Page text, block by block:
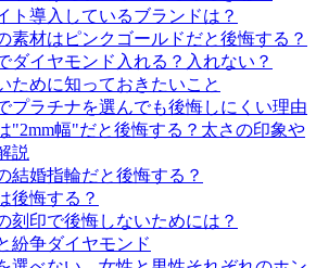
ト導入しているブランドは？
素材はピンクゴールドだと後悔する？
ダイヤモンド入れる？入れない？
ために知っておきたいこと
プラチナを選んでも後悔しにくい理由
"2mm幅"だと後悔する？太さの印象や
説
結婚指輪だと後悔する？
後悔する？
刻印で後悔しないためには？
紛争ダイヤモンド